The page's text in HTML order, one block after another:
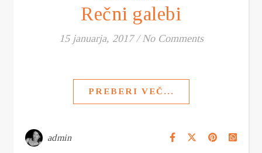
Rečni galebi
15 januarja, 2017 / No Comments
PREBERI VEČ...
admin